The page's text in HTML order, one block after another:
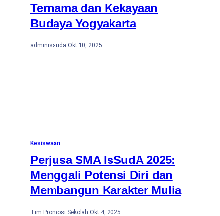
Ternama dan Kekayaan
Budaya Yogyakarta
adminissuda·Okt 10, 2025
Kesiswaan
Perjusa SMA IsSudA 2025:
Menggali Potensi Diri dan
Membangun Karakter Mulia
Tim Promosi Sekolah·Okt 4, 2025